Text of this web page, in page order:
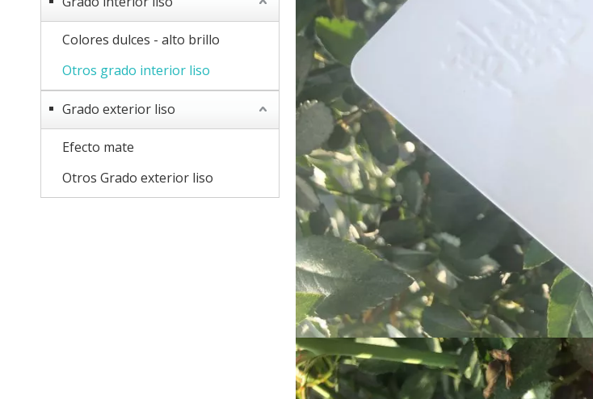
Colores dulces - alto brillo
Otros grado interior liso
Grado exterior liso
Efecto mate
Otros Grado exterior liso